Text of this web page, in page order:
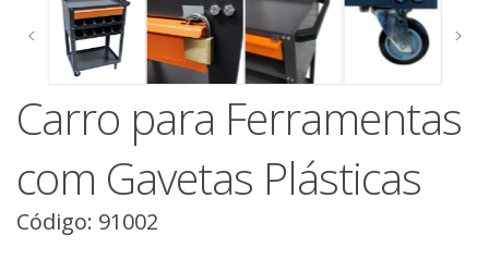
Carro para Ferramentas
com Gavetas Plásticas
Código: 91002